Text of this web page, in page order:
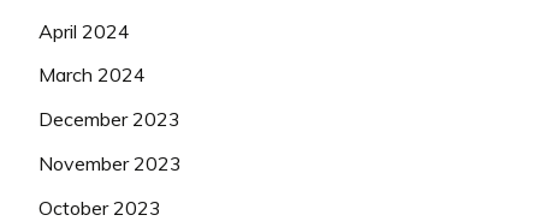
April 2024
March 2024
December 2023
November 2023
October 2023